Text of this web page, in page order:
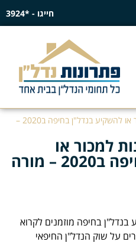
חייגו - *3924
מאמר מקצועי: לקנות למכור או להשקיע בנדל"ן בחיפה ב2020 –
למכור או
להשקיע בנדל"ן בחיפה ב2020 – מורה
בנדל"ן בחיפה מוזמנים לקרוא
על שוק הנדל"ן החיפאי